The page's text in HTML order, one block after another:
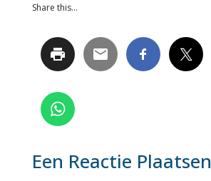
Share this...
Een Reactie Plaatsen